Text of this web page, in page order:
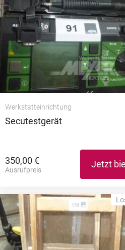
hinzufügen
Werkstatteinrichtung
Secutestgerät
350,00 €
Ausrufpreis
Jetzt